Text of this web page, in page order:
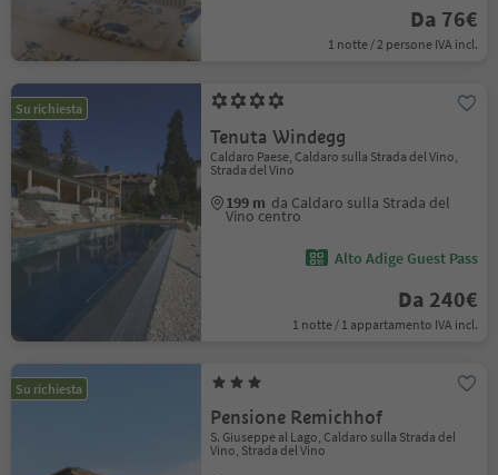
Da 76€
1 notte / 2 persone IVA incl.
Su richiesta
Tenuta Windegg
Caldaro Paese, Caldaro sulla Strada del Vino,
Strada del Vino
199 m da Caldaro sulla Strada del
Vino centro
Alto Adige Guest Pass
Da 240€
1 notte / 1 appartamento IVA incl.
Su richiesta
Pensione Remichhof
S. Giuseppe al Lago, Caldaro sulla Strada del
Vino, Strada del Vino